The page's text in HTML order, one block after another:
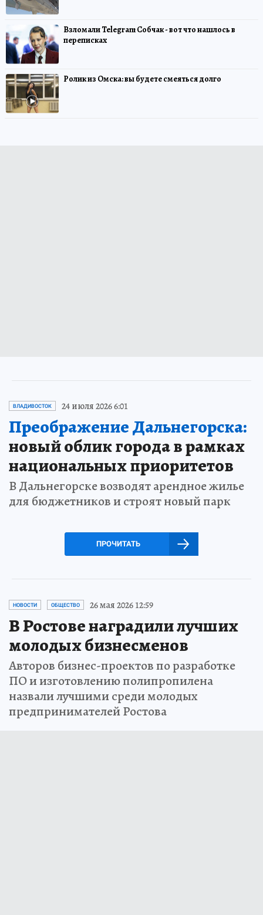
Взломали Telegram Собчак - вот что нашлось в
переписках
Ролик из Омска: вы будете смеяться долго
ВЛАДИВОСТОК 24 июля 2026 6:01
Преображение Дальнегорска:
новый облик города в рамках
национальных приоритетов
В Дальнегорске возводят арендное жилье
для бюджетников и строят новый парк
ПРОЧИТАТЬ
НОВОСТИ ОБЩЕСТВО 26 мая 2026 12:59
В Ростове наградили лучших
молодых бизнесменов
Авторов бизнес-проектов по разработке
ПО и изготовлению полипропилена
назвали лучшими среди молодых
предпринимателей Ростова